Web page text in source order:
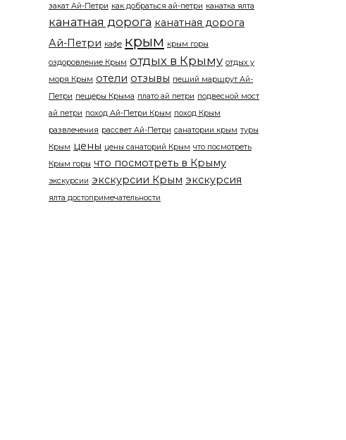
закат Ай-Петри как добраться ай-петри канатка ялта
канатная дорога канатная дорога
Ай-Петри кафе крым крым горы
оздоровление Крым отдых в Крыму отдых у
моря Крым отели отзывы пеший маршрут Ай-
Петри пещеры Крыма плато ай петри подвесной мост
ай петри поход Ай-Петри Крым поход Крым
развлечения рассвет Ай-Петри санатории крым туры
Крым цены цены санаторий Крым что посмотреть
Крым горы что посмотреть в Крыму
экскурсии экскурсии Крым экскурсия
ялта достопримечательности